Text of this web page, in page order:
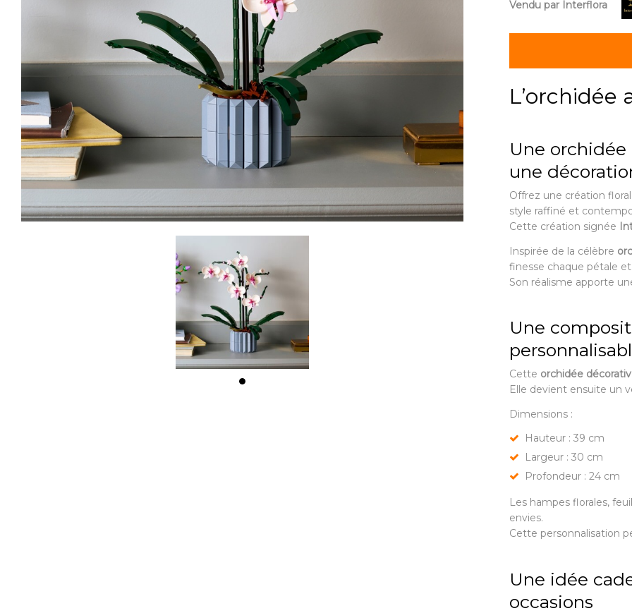
Vendu par Interflora
Une
une
Offrez une création
style raffiné et
Cette création signée
Inspirée de la célèbre
finesse chaque pétale
Son réalisme apporte
Une
Cette orchidée
Elle devient ensuite un
Dimensions :
Hauteur : 39 cm
Largeur : 30 cm
Profondeur : 24 cm
Les hampes florales,
envies.
Cette personnalisation
Une idée
occasions